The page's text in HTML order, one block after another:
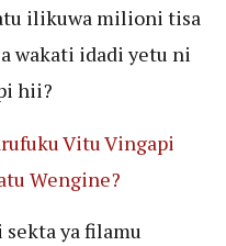
ilikuwa milioni tisa
wakati idadi yetu ni
hii?
Vitu Vingapi
Wengine?
sekta ya filamu